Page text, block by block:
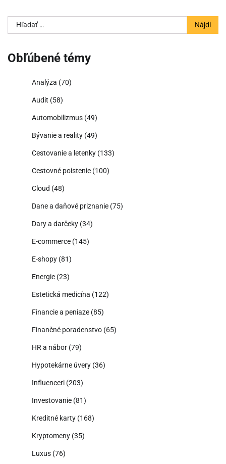
Hľadať:
Obľúbené témy
Analýza (70)
Audit (58)
Automobilizmus (49)
Bývanie a reality (49)
Cestovanie a letenky (133)
Cestovné poistenie (100)
Cloud (48)
Dane a daňové priznanie (75)
Dary a darčeky (34)
E-commerce (145)
E-shopy (81)
Energie (23)
Estetická medicína (122)
Financie a peniaze (85)
Finančné poradenstvo (65)
HR a nábor (79)
Hypotekárne úvery (36)
Influenceri (203)
Investovanie (81)
Kreditné karty (168)
Kryptomeny (35)
Luxus (76)